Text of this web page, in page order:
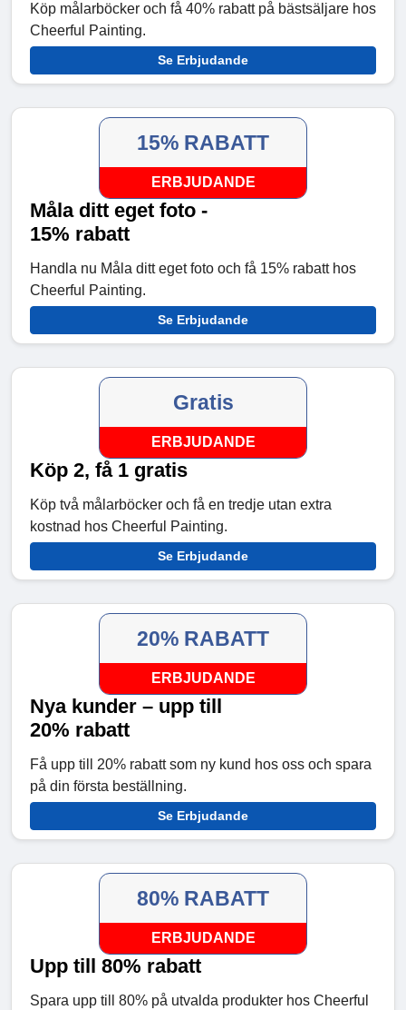
Köp målarböcker och få 40% rabatt på bästsäljare hos
Cheerful Painting.
Se Erbjudande
15% RABATT
ERBJUDANDE
Måla ditt eget foto -
15% rabatt
Handla nu Måla ditt eget foto och få 15% rabatt hos
Cheerful Painting.
Se Erbjudande
Gratis
ERBJUDANDE
Köp 2, få 1 gratis
Köp två målarböcker och få en tredje utan extra
kostnad hos Cheerful Painting.
Se Erbjudande
20% RABATT
ERBJUDANDE
Nya kunder – upp till
20% rabatt
Få upp till 20% rabatt som ny kund hos oss och spara
på din första beställning.
Se Erbjudande
80% RABATT
ERBJUDANDE
Upp till 80% rabatt
Spara upp till 80% på utvalda produkter hos Cheerful